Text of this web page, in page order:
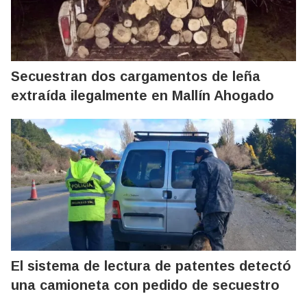
Secuestran dos cargamentos de leña
extraída ilegalmente en Mallín Ahogado
El sistema de lectura de patentes detectó
una camioneta con pedido de secuestro